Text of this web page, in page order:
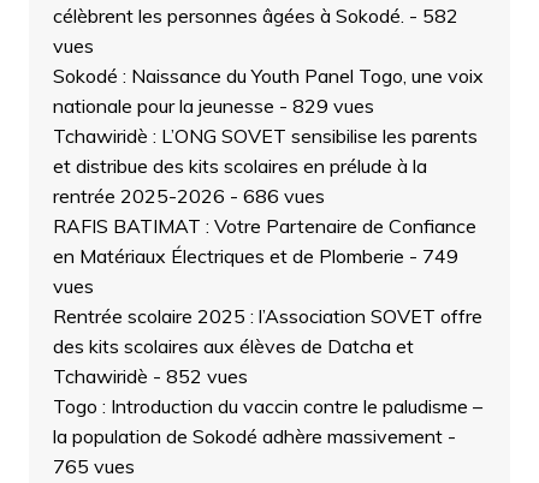
célèbrent les personnes âgées à Sokodé. - 582
vues
Sokodé : Naissance du Youth Panel Togo, une voix
nationale pour la jeunesse - 829 vues
Tchawiridè : L’ONG SOVET sensibilise les parents
et distribue des kits scolaires en prélude à la
rentrée 2025-2026 - 686 vues
RAFIS BATIMAT : Votre Partenaire de Confiance
en Matériaux Électriques et de Plomberie - 749
vues
Rentrée scolaire 2025 : l’Association SOVET offre
des kits scolaires aux élèves de Datcha et
Tchawiridè - 852 vues
Togo : Introduction du vaccin contre le paludisme –
la population de Sokodé adhère massivement-
765 vues